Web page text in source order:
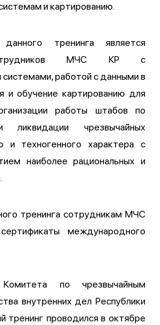
и картированию.
тренинга является
МЧС КР с
работой с данными в
и обучение картированию для
работы штабов по
чрезвычайных
и техногенного характера с
наиболее рациональных и
тренинга сотрудникам МЧС
международного
по чрезвычайным
внутренних дел Республики
тренинг проводился в октябре